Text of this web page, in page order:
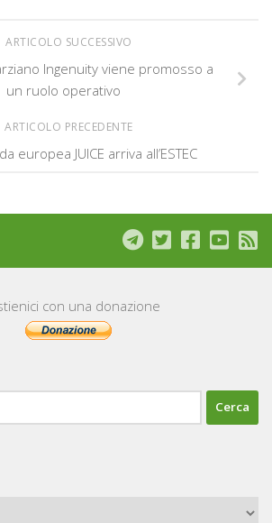
ARTICOLO SUCCESSIVO
Ingenuity viene promosso a
un ruolo operativo
ARTICOLO PRECEDENTE
europea JUICE arriva all’ESTEC
con una donazione